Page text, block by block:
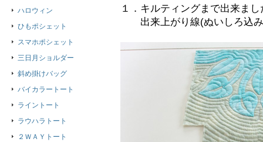
１．キルティングまで出来まし
出来上がり線(ぬいしろ込み
ハロウィン
ひもポシェット
スマホポシェット
三日月ショルダー
斜め掛けバッグ
バイカラートート
ライントート
ラウハラトート
２ＷＡＹトート